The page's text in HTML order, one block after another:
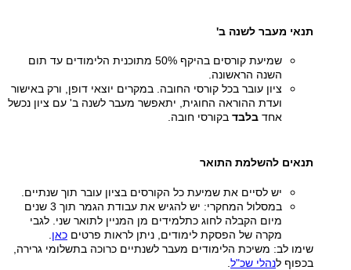
תנאי מעבר לשנה ב'
שמיעת קורסים בהיקף 50% מתוכנית הלימודים עד תום
השנה הראשונה.
ציון עובר בכל קורסי החובה. במקרים יוצאי דופן, ורק באישור
ועדת ההוראה החוגית, יתאפשר מעבר לשנה ב' עם ציון נכשל
אחד בלבד בקורסי חובה.
תנאים להשלמת התואר
יש לסיים את שמיעת כל הקורסים בציון עובר תוך שנתיים.
במסלול המחקרי: יש להגיש את עבודת הגמר תוך 3 שנים
מיום הקבלה לחוג כתלמידים מן המניין לתואר שני. לגבי
מקרה של הפסקת לימודים, ניתן לראות פרטים כאן
שימו לב: משיכת הלימודים מעבר לשנתיים כרוכה בתשלומי גרירה,
בכפוף לנהלי שכ"ל